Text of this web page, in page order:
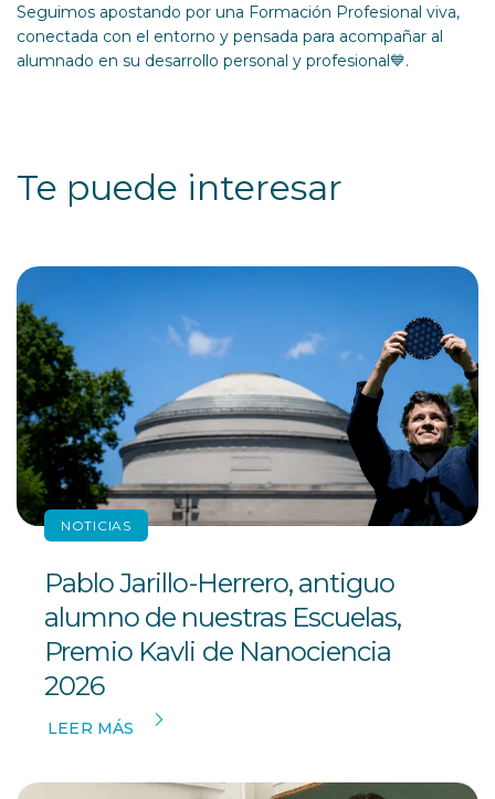
Seguimos apostando por una Formación Profesional viva,
conectada con el entorno y pensada para acompañar al
alumnado en su desarrollo personal y profesional💙.
Te puede interesar
NOTICIAS
Pablo Jarillo-Herrero, antiguo
alumno de nuestras Escuelas,
Premio Kavli de Nanociencia
2026
LEER MÁS